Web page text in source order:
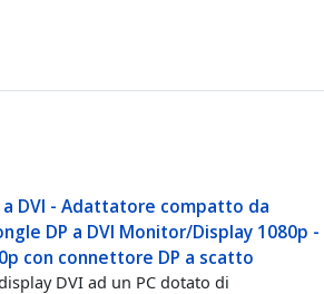
DVI - Adattatore compatto da
DP a DVI Monitor/Display 1080p -
con connettore DP a scatto
DVI ad un PC dotato di